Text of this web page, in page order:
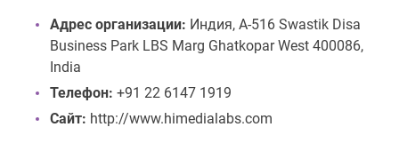
Адрес организации: Индия, A-516 Swastik Disa
Business Park LBS Marg Ghatkopar West 400086,
India
Телефон: +91 22 6147 1919
Сайт: http://www.himedialabs.com